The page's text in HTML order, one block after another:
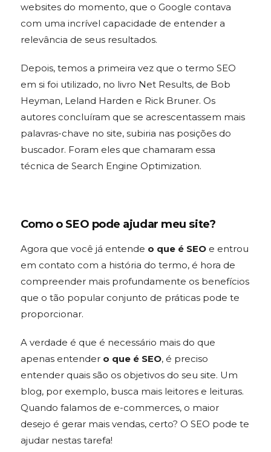
websites do momento, que o Google contava
com uma incrível capacidade de entender a
relevância de seus resultados.
Depois, temos a primeira vez que o termo SEO
em si foi utilizado, no livro Net Results, de Bob
Heyman, Leland Harden e Rick Bruner. Os
autores concluíram que se acrescentassem mais
palavras-chave no site, subiria nas posições do
buscador. Foram eles que chamaram essa
técnica de Search Engine Optimization.
Como o SEO pode ajudar meu site?
Agora que você já entende o que é SEOe entrou
em contato com a história do termo, é hora de
compreender mais profundamente os benefícios
que o tão popular conjunto de práticas pode te
proporcionar.
A verdade é que é necessário mais do que
apenas entender o que é SEO, é preciso
entender quais são os objetivos do seu site. Um
blog, por exemplo, busca mais leitores e leituras.
Quando falamos de e-commerces, o maior
desejo é gerar mais vendas, certo? O SEO pode te
ajudar nestas tarefa!